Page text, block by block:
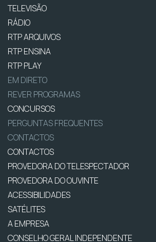
TELEVISÃO
RÁDIO
RTP ARQUIVOS
RTP ENSINA
RTP PLAY
EM DIRETO
REVER PROGRAMAS
CONCURSOS
PERGUNTAS FREQUENTES
CONTACTOS
CONTACTOS
PROVEDORA DO TELESPECTADOR
PROVEDORA DO OUVINTE
ACESSIBILIDADES
SATÉLITES
A EMPRESA
CONSELHO GERAL INDEPENDENTE